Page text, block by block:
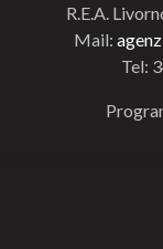
R.E.A.
Mail:
Tel: